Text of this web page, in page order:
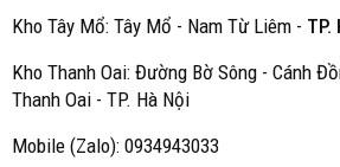
Kho Tây Mổ: Tây Mổ - Nam Từ Liêm - TP.
Kho Thanh Oai: Đường Bờ Sông - Cánh
Thanh Oai - TP. Hà Nội
Mobile (Zalo): 0934943033